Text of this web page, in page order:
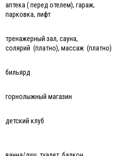
аптека ( перед отелем), гараж,
парковка, лифт
тренажерный зал, сауна,
солярий (платно), массаж (платно)
бильярд
горнолыжный магазин
детский клуб